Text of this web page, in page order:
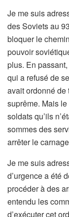
Je me suis
des Soviets au
bloquer le
pouvoir
plus. En
qui a refusé de
avait ordonné
suprême. Mais
soldats qu’ils
sommes des
arrêter le
Je me suis
d’urgence a été
procéder à des
entendu les
d’exécuter cet